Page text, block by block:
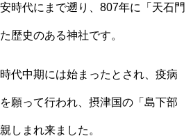
時代にまで遡り、807年に「天石門
歴史のある神社です。
代中期には始まったとされ、疫病
願って行われ、摂津国の「島下部
しまれ来ました。